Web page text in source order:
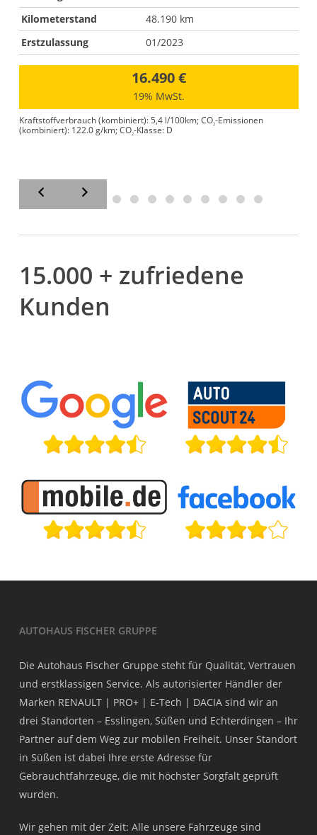
Kilometerstand
48.190 km
Erstzulassung
01/2023
16.490 €
19% MwSt.
Kraftstoffverbrauch (kombiniert): 5,4 l/100km;CO2-Emissionen
(kombiniert): 122.0 g/km;CO2-Klasse: D
15.000 + zufriedene
Kunden
AUTOHAUS FISCHER GRUPPE
Die Autohaus Fischer Gruppe steht für Qualität, Vertrauen
und erstklassigen Service. Als autorisierter Händler der
Marken RENAULT | PRO+ | E-Tech | DACIA sind wir an
drei Standorten – Esslingen, Süßen und Echterdingen – Ihr
Partner auf dem Weg zur mobilen Freiheit. Unser Standort
in Süßen ist dabei Ihre erste Adresse für
Gebrauchtfahrzeuge, die mit höchster Sorgfalt geprüft
wurden.
Wir gehen mit der Zeit: Alle unsere Fahrzeuge sind